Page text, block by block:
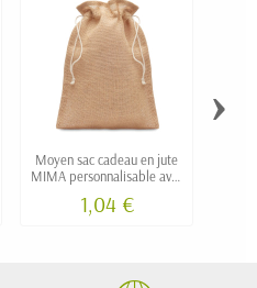
Moyen sac cadeau en jute
MIMA personnalisable avec
1,04 €
›